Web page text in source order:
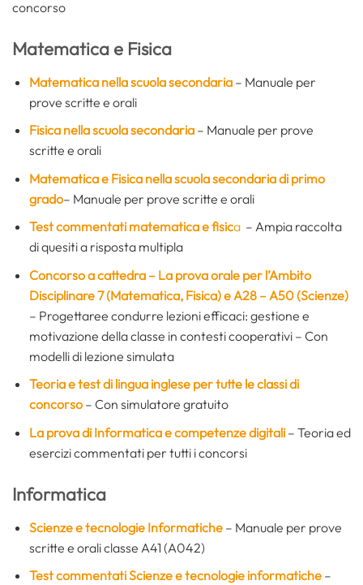
concorso
Matematica e Fisica
Matematica nella scuola secondaria– Manuale per
prove scritte e orali
Fisica nella scuola secondaria– Manuale per prove
scritte e orali
Matematica e Fisica nella scuola secondaria di primo
grado– Manuale per prove scritte e orali
Test commentati matematica e fisica– Ampia raccolta
di quesiti a risposta multipla
Concorso a cattedra – La prova orale per l’Ambito
Disciplinare 7 (Matematica, Fisica) e A28 – A50 (Scienze)
– Progettaree condurre lezioni efficaci: gestione e
motivazione della classe in contesti cooperativi – Con
modelli di lezione simulata
Teoria e test di lingua inglese per tutte le classi di
concorso– Con simulatore gratuito
La prova di Informaticae competenze digitali – Teoria ed
esercizi commentati per tutti i concorsi
Informatica
Scienze e tecnologie Informatiche – Manuale per prove
scritte e orali classe A41 (A042)
Test commentati Scienze e tecnologie informatiche–